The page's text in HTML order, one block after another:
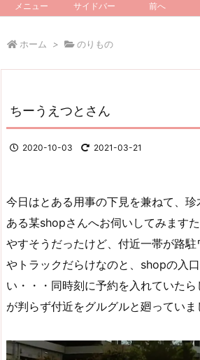
メニュー サイドバー 前へ
ホーム > のりもの
ちーうえつとさん
2020-10-03 2021-03-21
今日はとある用事の下見を兼ねて、
ある某shopさんへお伺いしてみます
やすそうだったけど、付近一帯が路
やトラックだらけなのと、shopの入
い・・・同時刻に予約を入れていた
が判らず付近をグルグルと廻っていま